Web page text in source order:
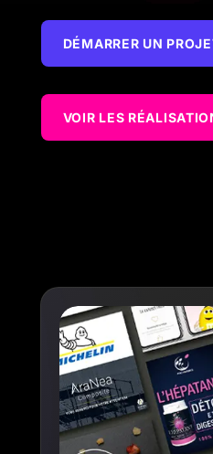
DÉMARRER UN
VOIR LES